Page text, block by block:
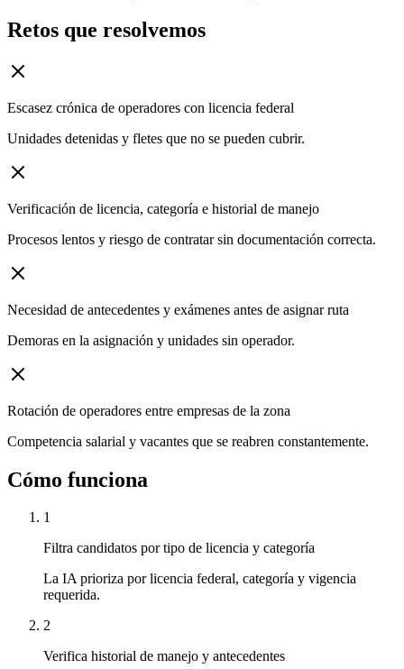
Retos que resolvemos
Escasez crónica de operadores con licencia federal
Unidades detenidas y fletes que no se pueden cubrir.
Verificación de licencia, categoría e historial de manejo
Procesos lentos y riesgo de contratar sin documentación correcta.
Necesidad de antecedentes y exámenes antes de asignar ruta
Demoras en la asignación y unidades sin operador.
Rotación de operadores entre empresas de la zona
Competencia salarial y vacantes que se reabren constantemente.
Cómo funciona
1
Filtra candidatos por tipo de licencia y categoría
La IA prioriza por licencia federal, categoría y vigencia
requerida.
2
Verifica historial de manejo y antecedentes